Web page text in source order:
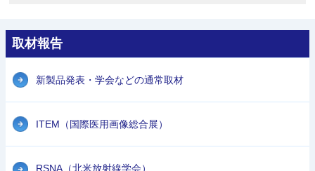
取材報告
新製品発表・学会などの通常取材
ITEM（国際医用画像総合展）
RSNA（北米放射線学会）